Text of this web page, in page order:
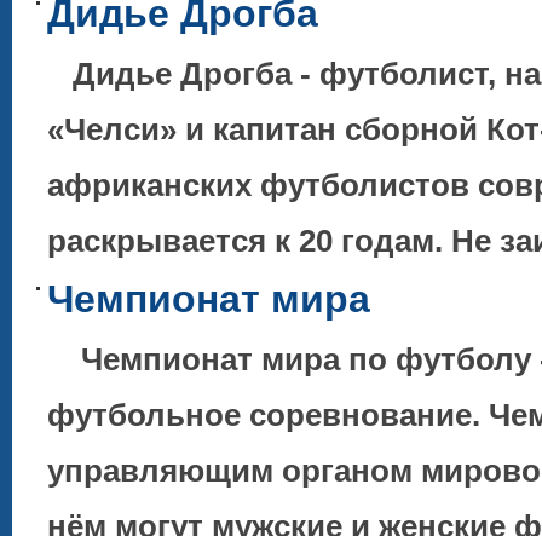
Дидье Дрогба
Дидье Дрогба - футболист,
«Челси» и капитан сборной
африканских футболистов
раскрывается к 20 годам. Не
Чемпионат мира
Чемпионат мира по футболу
футбольное соревнование.
управляющим органом
нём могут мужские и женские